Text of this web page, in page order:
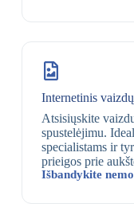
Internetinis
Atsisiųskite
spustelėjimu.
specialistams ir
prieigos prie
Išbandykite